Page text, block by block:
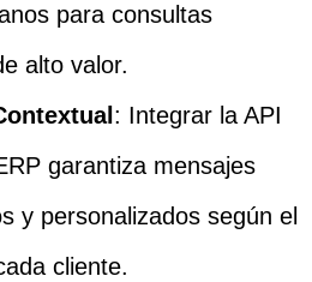
para consultas
alto valor.
: Integrar la API
garantiza mensajes
y personalizados según el
cliente.